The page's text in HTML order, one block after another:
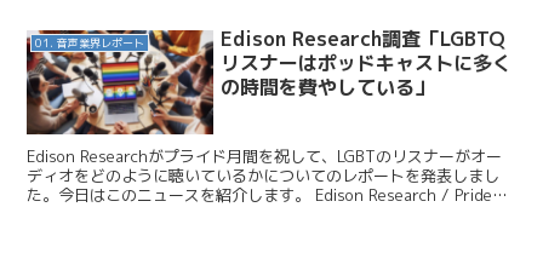
01. 音声業界レポート
Edison Research調査「LGBTQ
リスナーはポッドキャストに多く
の時間を費やしている」
Edison Researchがプライド月間を祝して、LGBTのリスナーがオー
ディオをどのように聴いているかについてのレポートを発表しまし
た。今日はこのニュースを紹介します。 Edison Research / Pride